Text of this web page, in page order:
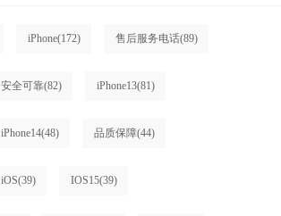
iPhone(172) 售后服务电话(89)
安全可靠(82) iPhone13(81)
iPhone14(48) 品质保障(44)
iOS(39) IOS15(39)